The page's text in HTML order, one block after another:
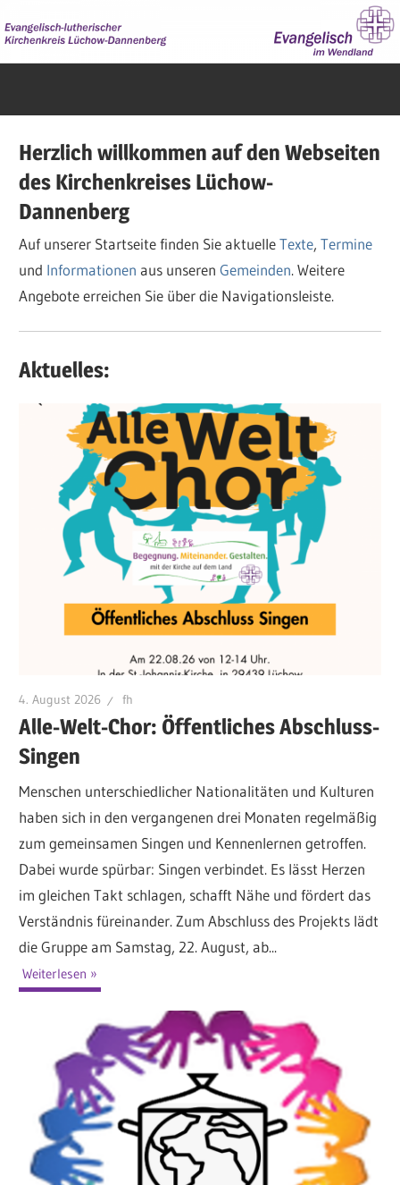
Inhalt
springen
Herzlich willkommen auf den Webseiten
des Kirchenkreises Lüchow-
Dannenberg
Auf unserer Startseite finden Sie aktuelleTexte,Termine
und Informationen aus unserenGemeinden. Weitere
Angebote erreichen Sie über die Navigationsleiste.
Aktuelles:
4. August 2026 fh
Alle-Welt-Chor: Öffentliches Abschluss-
Singen
Menschen unterschiedlicher Nationalitäten und Kulturen
haben sich in den vergangenen drei Monaten regelmäßig
zum gemeinsamen Singen und Kennenlernen getroffen.
Dabei wurde spürbar: Singen verbindet. Es lässt Herzen
im gleichen Takt schlagen, schafft Nähe und fördert das
Verständnis füreinander. Zum Abschluss des Projekts lädt
die Gruppe am Samstag, 22. August, ab...
Weiterlesen